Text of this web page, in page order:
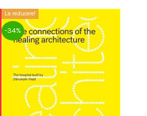
La reducere!
-34%